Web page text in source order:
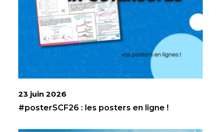
23 juin 2026
#posterSCF26 : les posters en ligne !